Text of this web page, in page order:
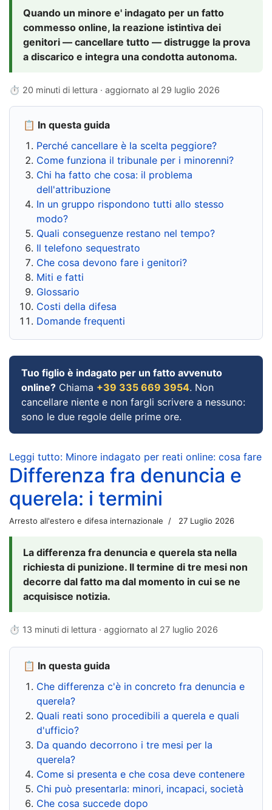
Quando un minore e' indagato per un fatto
commesso online, la reazione istintiva dei
genitori — cancellare tutto — distrugge la prova
a discarico e integra una condotta autonoma.
⏱ 20 minuti di lettura · aggiornato al 29 luglio 2026
📋 In questa guida
Perché cancellare è la scelta peggiore?
Come funziona il tribunale per i minorenni?
Chi ha fatto che cosa: il problema
dell'attribuzione
In un gruppo rispondono tutti allo stesso
modo?
Quali conseguenze restano nel tempo?
Il telefono sequestrato
Che cosa devono fare i genitori?
Miti e fatti
Glossario
Costi della difesa
Domande frequenti
Tuo figlio è indagato per un fatto avvenuto
online? Chiama +39 335 669 3954. Non
cancellare niente e non fargli scrivere a nessuno:
sono le due regole delle prime ore.
Leggi tutto: Minore indagato per reati online: cosa fare
Differenza fra denuncia e
querela: i termini
Arresto all'estero e difesa internazionale 27 Luglio 2026
La differenza fra denuncia e querela sta nella
richiesta di punizione. Il termine di tre mesi non
decorre dal fatto ma dal momento in cui se ne
acquisisce notizia.
⏱ 13 minuti di lettura · aggiornato al 27 luglio 2026
📋 In questa guida
Che differenza c'è in concreto fra denuncia e
querela?
Quali reati sono procedibili a querela e quali
d'ufficio?
Da quando decorrono i tre mesi per la
querela?
Come si presenta e che cosa deve contenere
Chi può presentarla: minori, incapaci, società
Che cosa succede dopo